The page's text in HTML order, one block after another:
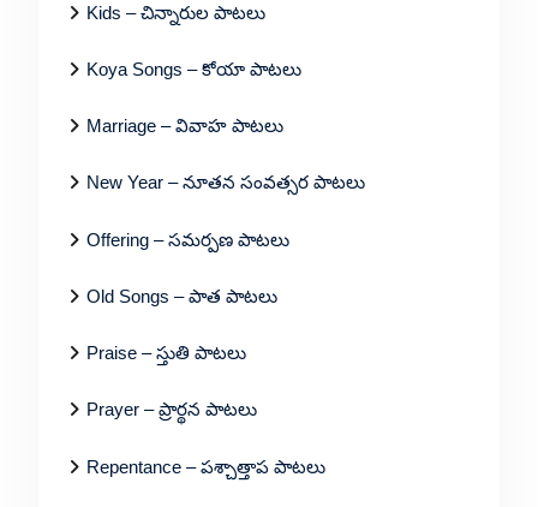
Kids – చిన్నారుల పాటలు
Koya Songs – కోయా పాటలు
Marriage – వివాహ పాటలు
New Year – నూతన సంవత్సర పాటలు
Offering – సమర్పణ పాటలు
Old Songs – పాత పాటలు
Praise – స్తుతి పాటలు
Prayer – ప్రార్థన పాటలు
Repentance – పశ్చాత్తాప పాటలు